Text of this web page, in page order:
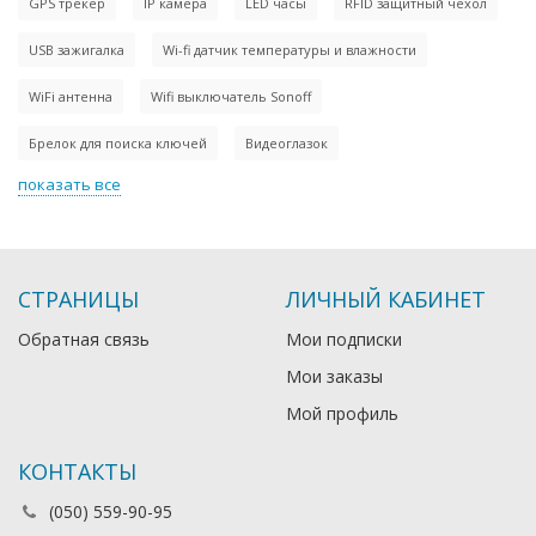
USB зажигалка Wi-fi датчик температуры и влажности
WiFi антенна Wifi выключатель Sonoff
Брелок для поиска ключей Видеоглазок
показать все
СТРАНИЦЫ
Обратная связь
ЛИЧНЫЙ КАБИНЕТ
Мои подписки
Мои заказы
Мой профиль
КОНТАКТЫ
(050) 559-90-95